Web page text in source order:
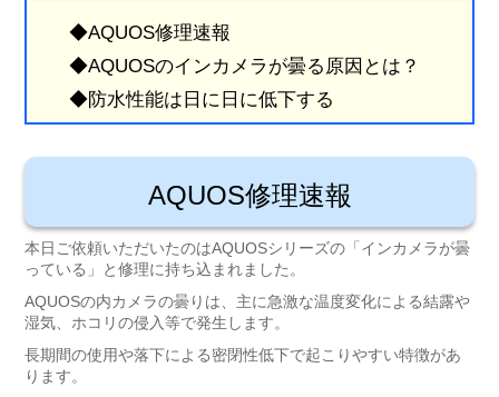
◆AQUOS修理速報
◆AQUOSのインカメラが曇る原因とは？
◆防水性能は日に日に低下する
AQUOS修理速報
本日ご依頼いただいたのはAQUOSシリーズの「インカメラが曇
っている」と修理に持ち込まれました。
AQUOSの内カメラの曇りは、主に急激な温度変化による結露や
湿気、ホコリの侵入等で発生します。
長期間の使用や落下による密閉性低下で起こりやすい特徴があ
ります。